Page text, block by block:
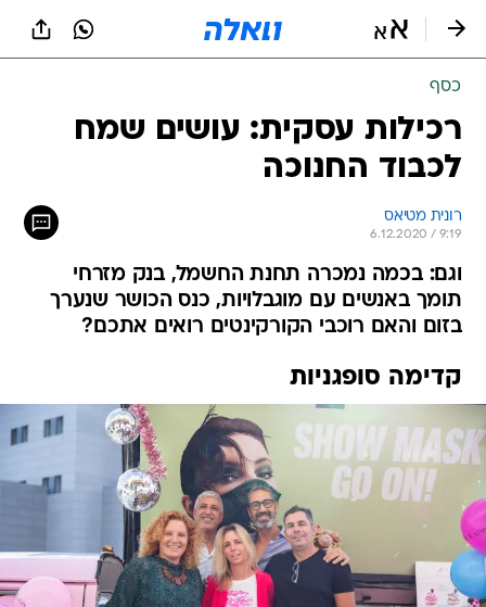
כסף
רכילות עסקית: עושים שמח
לכבוד החנוכה
רונית מטיאס
6.12.2020 / 9:19
וגם: בכמה נמכרה תחנת החשמל, בנק מזרחי
תומך באנשים עם מוגבלויות, כנס הכושר שנערך
בזום והאם רוכבי הקורקינטים רואים אתכם?
קדימה סופגניות